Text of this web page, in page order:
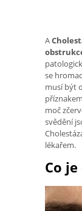
A
se
musí být
moč
svědění
lékařem.
Co